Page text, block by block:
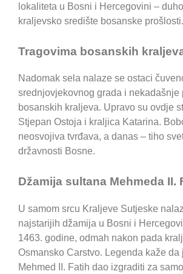
lokaliteta u Bosni i Hercegovini –
kraljevsko središte bosanske prošlosti.
Tragovima bosanskih
Nadomak sela nalaze se ostaci
srednjovjekovnog grada i nekadašnje
bosanskih kraljeva. Upravo su ovdje
Stjepan Ostoja i kraljica Katarina.
neosvojiva tvrđava, a danas – tiho
državnosti Bosne.
Džamija sultana Mehmeda II.
U samom srcu Kraljeve Sutjeske
najstarijih džamija u Bosni i
1463. godine, odmah nakon pada
Osmansko Carstvo. Legenda kaže da
Mehmed II. Fatih dao izgraditi za